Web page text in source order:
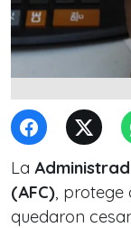
La
(AFC), protege
quedaron